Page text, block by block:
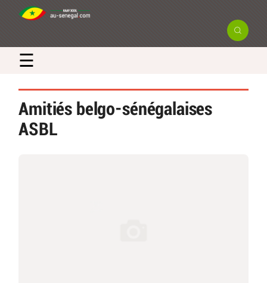
☰
Amitiés belgo-sénégalaises
ASBL